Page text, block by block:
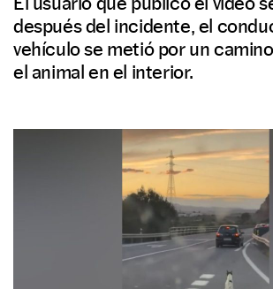
después del incidente, el
vehículo se metió por un
el animal en el interior.